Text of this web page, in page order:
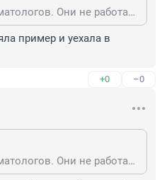
Берите пример со стоматологов. Они не работают бесплатно. По крайней мере, те из них, кто может работать нормально, без большого брака.
пример и уехала в
+0 –0
Берите пример со стоматологов. Они не работают бесплатно. По крайней мере, те из них, кто может работать нормально, без большого брака.